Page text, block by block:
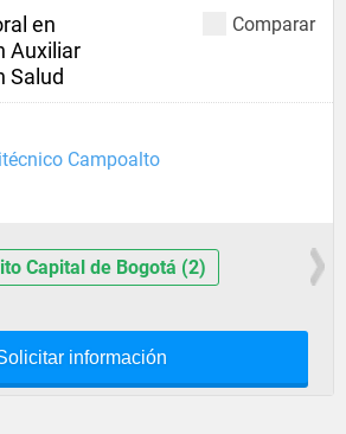
Comparar
en
Auxiliar
Salud
Campoalto
Capital de Bogotá (2)
información